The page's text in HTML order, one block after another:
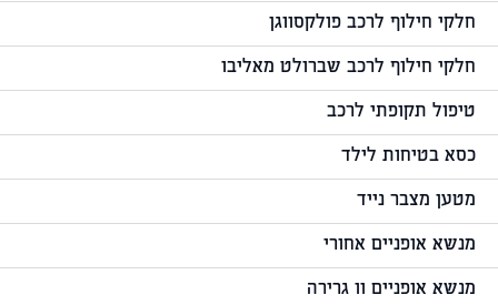
חלקי חילוף לרכב פולקסווגן
חלקי חילוף לרכב שברולט מאליבו
טיפול תקופתי לרכב
כסא בטיחות לילד
מטען מצבר נייד
מנשא אופניים אחורי
מנשא אופניים וו גרירה